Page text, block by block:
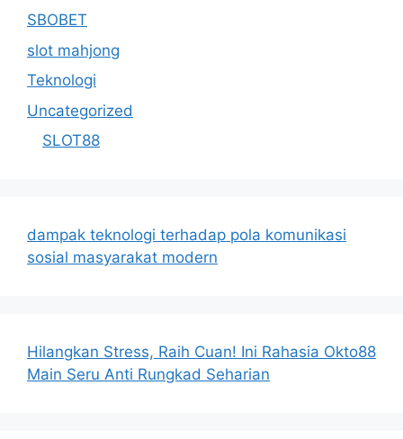
SBOBET
slot mahjong
Teknologi
Uncategorized
SLOT88
dampak teknologi terhadap pola komunikasi
sosial masyarakat modern
Hilangkan Stress, Raih Cuan! Ini Rahasia Okto88
Main Seru Anti Rungkad Seharian